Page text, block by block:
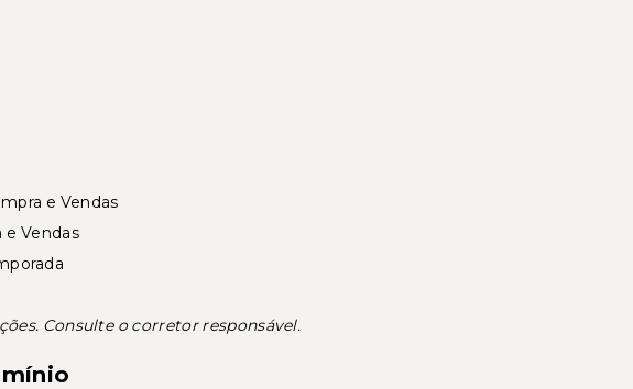
e Vendas
e Vendas
Consulte o corretor responsável.